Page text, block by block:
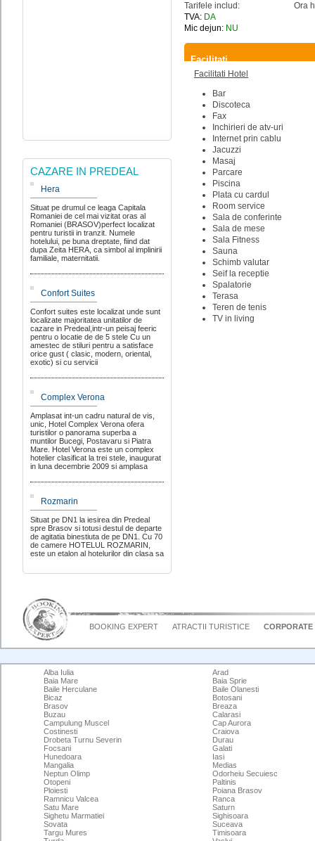
CAZARE IN PREDEAL
Hera
Situat pe drumul ce leaga Capitala
Romaniei de cel mai vizitat oras al
Romaniei (BRASOV)perfect localizat
pentru turistii in tranzit. Numele
hotelului, pe buna dreptate, fiind dat
dupa Zeita HERA, ca simbol al implinirii
familiale, maternitatii.
Confort Suites
Confort suites este localizat unde sunt
localizate majoritatea unitatilor de
cazare in Predeal,intr-un peisaj feeric
pentru o locatie de de 5 stele Cu un
amestec de stiluri pentru a satisface
orice gust ( clasic, modern, oriental,
exotic) si cu servicii
Complex Verona
Amplasat int-un cadru natural de vis,
unic, Hotel Complex Verona ofera
turistilor o panorama superba a
muntilor Bucegi, Postavaru si Piatra
Mare. Hotel Verona este un complex
hotelier clasificat la trei stele, inaugurat
in luna decembrie 2009 si amplasa
Rozmarin
Situat pe DN1 la iesirea din Predeal
spre Brasov si totusi destul de departe
de agitatia binestiuta de pe DN1. Cu 70
de camere HOTELUL ROZMARIN,
este un etalon al hotelurilor din clasa sa
Tarifele includ:
TVA: DA
Mic dejun: NU
Ora
Facilitati
Facilitati Hotel
Bar
Discoteca
Fax
Inchirieri de atv-uri
Internet prin cablu
Jacuzzi
Masaj
Parcare
Piscina
Plata cu cardul
Room service
Sala de conferinte
Sala de mese
Sala Fitness
Sauna
Schimb valutar
Seif la receptie
Spalatorie
Terasa
Teren de tenis
TV in living
BOOKING EXPERT ATRACTII TURISTICE CORPORATE
Alba Iulia
Arad
Baia Mare
Baia Sprie
Baile Herculane
Baile Olanesti
Bicaz
Botosani
Brasov
Breaza
Buzau
Calarasi
Campulung Muscel
Cap Aurora
Costinesti
Craiova
Drobeta Turnu Severin
Durau
Focsani
Galati
Hunedoara
Iasi
Mangalia
Medias
Neptun Olimp
Odorheiu Secuiesc
Otopeni
Paltinis
Ploiesti
Poiana Brasov
Ramnicu Valcea
Ranca
Satu Mare
Saturn
Sighetu Marmatiei
Sighisoara
Sovata
Suceava
Targu Mures
Timisoara